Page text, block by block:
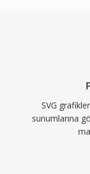
SVG
sunumlarına